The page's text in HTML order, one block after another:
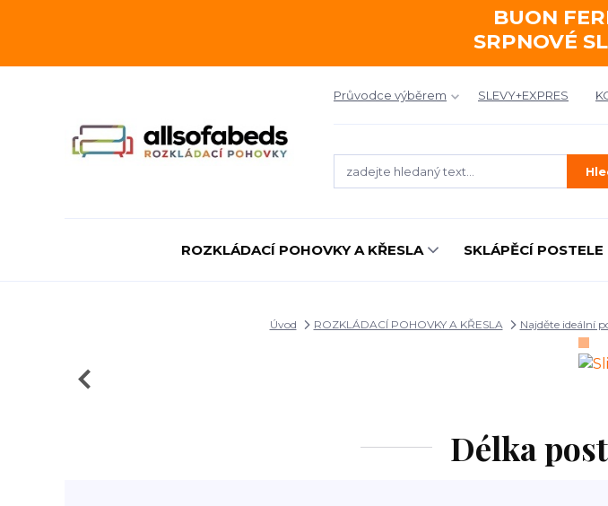
BUON
SRPNOVÉ
Průvodce výběrem SLEVY+EXPRES
ROZKLÁDACÍ POHOVKY A KŘESLA SKLÁPĚCÍ POSTELE
Úvod ROZKLÁDACÍ POHOVKY A KŘESLA Najděte ideální
Délka